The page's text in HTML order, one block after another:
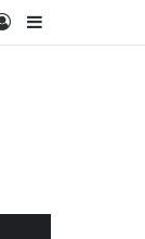
Log InSidebar